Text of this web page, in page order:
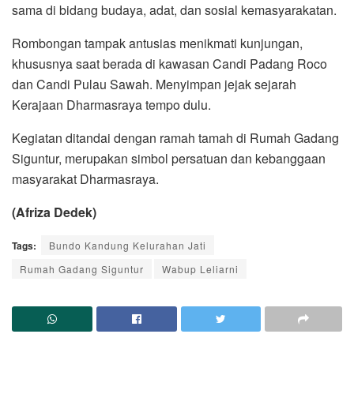
sama di bidang budaya, adat, dan sosial kemasyarakatan.
Rombongan tampak antusias menikmati kunjungan,
khususnya saat berada di kawasan Candi Padang Roco
dan Candi Pulau Sawah. Menyimpan jejak sejarah
Kerajaan Dharmasraya tempo dulu.
Kegiatan ditandai dengan ramah tamah di Rumah Gadang
Siguntur, merupakan simbol persatuan dan kebanggaan
masyarakat Dharmasraya.
(Afriza Dedek)
Tags:
Bundo Kandung Kelurahan Jati
Rumah Gadang Siguntur
Wabup Leliarni